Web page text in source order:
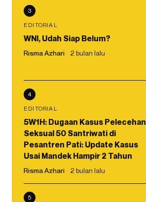
3
EDITORIAL
WNI, Udah Siap Belum?
Risma Azhari 2 bulan lalu
4
EDITORIAL
5W1H: Dugaan Kasus Pelecehan
Seksual 50 Santriwati di
Pesantren Pati: Update Kasus
Usai Mandek Hampir 2 Tahun
Risma Azhari 2 bulan lalu
5